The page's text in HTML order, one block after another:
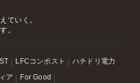
ていく。
。
LFCコンポスト ハチドリ電力
ア
For Good